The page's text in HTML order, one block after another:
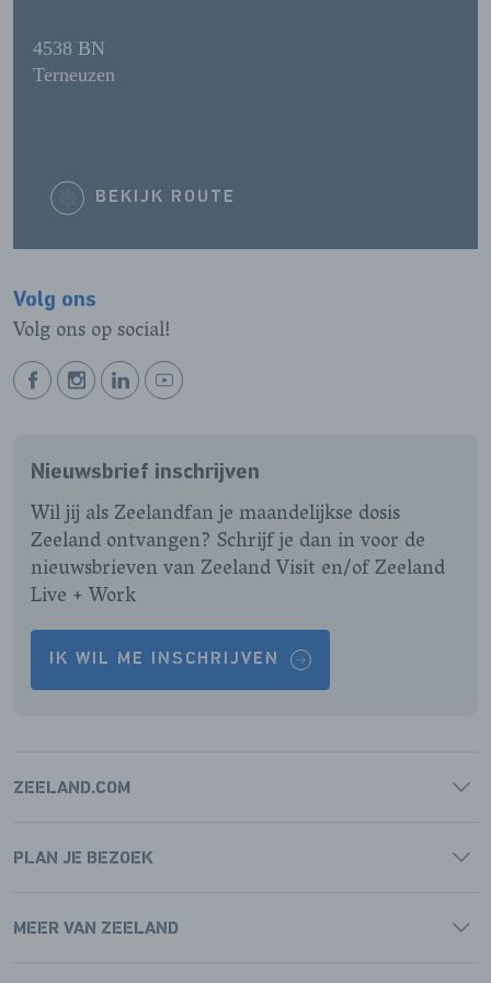
4538 BN
Terneuzen
BEKIJK ROUTE
Volg ons
Volg ons op social!
BEKIJK
PAGINA
BEKIJK
PAGINA
BEKIJK
PAGINA
BEKIJK
PAGINA
Nieuwsbrief inschrijven
Wil jij als Zeelandfan je maandelijkse dosis
Zeeland ontvangen? Schrijf je dan in voor de
nieuwsbrieven van Zeeland Visit en/of Zeeland
Live + Work
IK WIL ME INSCHRIJVEN
ZEELAND.COM
PLAN JE BEZOEK
MEER VAN ZEELAND